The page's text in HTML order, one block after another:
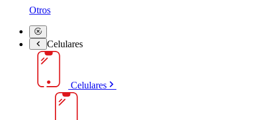
Otros
Celulares
Celulares